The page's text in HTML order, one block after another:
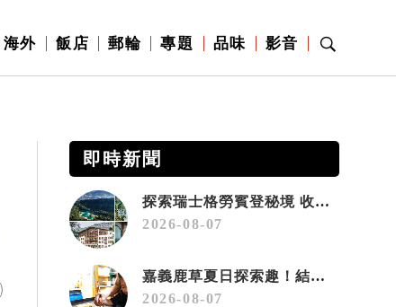
海外 飯店 郵輪 專題 品味 影音
即時新聞
探索瑞士格勞賓登秘境 收藏六種阿爾卑斯夏日療癒之旅
2026-08-07
嘉義鹿草夏日探索趣！結合科學、農場與自然的親子小旅行
2026-08-07